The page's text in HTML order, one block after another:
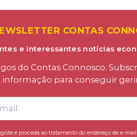
CONTAS
e interessantes notícias
do Contas Connosco.
para conseguir
e proceda ao tratamento do endereço de e-